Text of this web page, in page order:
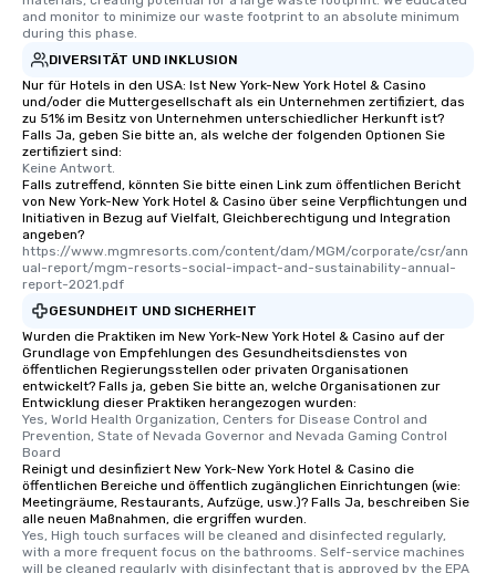
and monitor to minimize our waste footprint to an absolute minimum
during this phase.
DIVERSITÄT UND INKLUSION
Nur für Hotels in den USA: Ist New York-New York Hotel & Casino
und/oder die Muttergesellschaft als ein Unternehmen zertifiziert, das
zu 51% im Besitz von Unternehmen unterschiedlicher Herkunft ist?
Falls Ja, geben Sie bitte an, als welche der folgenden Optionen Sie
zertifiziert sind:
Keine Antwort.
Falls zutreffend, könnten Sie bitte einen Link zum öffentlichen Bericht
von New York-New York Hotel & Casino über seine Verpflichtungen und
Initiativen in Bezug auf Vielfalt, Gleichberechtigung und Integration
angeben?
https://www.mgmresorts.com/content/dam/MGM/corporate/csr/ann
ual-report/mgm-resorts-social-impact-and-sustainability-annual-
report-2021.pdf
GESUNDHEIT UND SICHERHEIT
Wurden die Praktiken im New York-New York Hotel & Casino auf der
Grundlage von Empfehlungen des Gesundheitsdienstes von
öffentlichen Regierungsstellen oder privaten Organisationen
entwickelt? Falls ja, geben Sie bitte an, welche Organisationen zur
Entwicklung dieser Praktiken herangezogen wurden:
Yes, World Health Organization, Centers for Disease Control and
Prevention, State of Nevada Governor and Nevada Gaming Control
Board
Reinigt und desinfiziert New York-New York Hotel & Casino die
öffentlichen Bereiche und öffentlich zugänglichen Einrichtungen (wie:
Meetingräume, Restaurants, Aufzüge, usw.)? Falls Ja, beschreiben Sie
alle neuen Maßnahmen, die ergriffen wurden.
Yes, High touch surfaces will be cleaned and disinfected regularly,
with a more frequent focus on the bathrooms. Self-service machines
will be cleaned regularly with disinfectant that is approved by the EPA